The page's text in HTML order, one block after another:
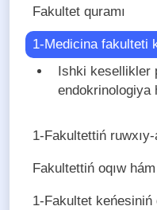
Fakultet quramı
1-Medicina fakulteti
Ishki kesellikler
endokrinologiya
1-Fakultettiń ruwxıy-
Fakultettiń oqıw
1-Fakultet keńesiniń